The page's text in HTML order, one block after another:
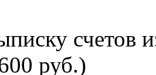
счетов
руб.)